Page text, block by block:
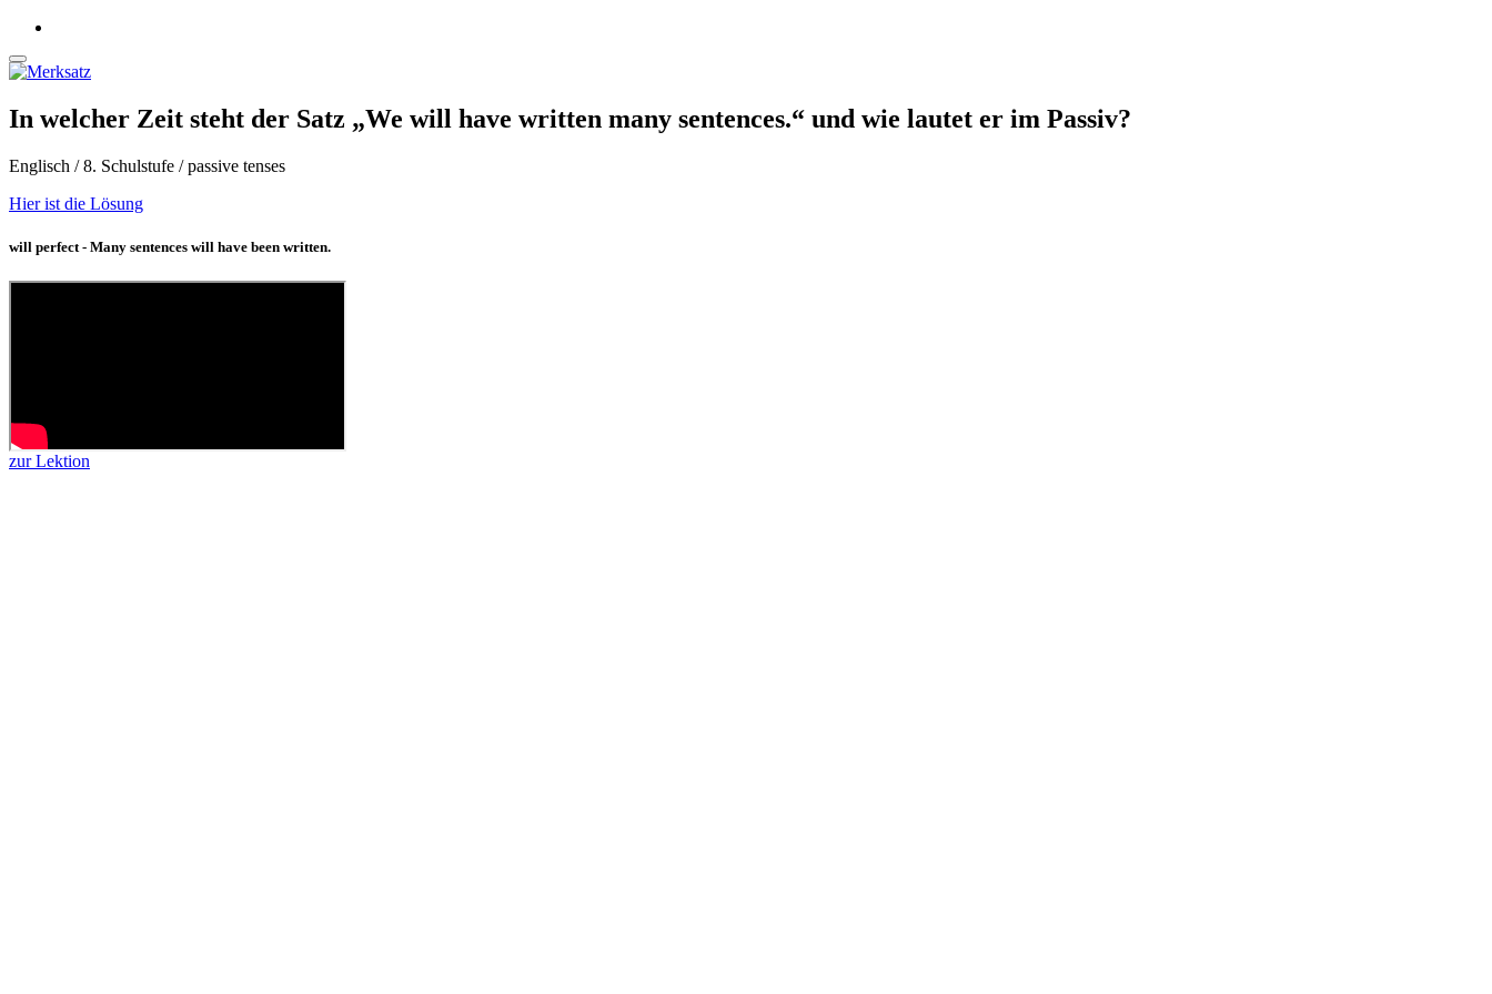
In welcher Zeit steht der Satz „We will have written many sentences.“ und wie lautet er im Passiv?
Englisch / 8. Schulstufe / passive tenses
Hier ist die Lösung
will perfect - Many sentences will have been written.
zur Lektion